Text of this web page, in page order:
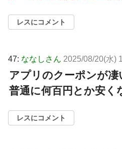
レスにコメント
47: ななしさん 2025/08/20(水)
アプリのクーポンが凄
普通に何百円とか安く
レスにコメント